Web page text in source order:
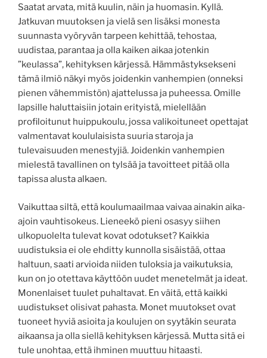
Saatat arvata, mitä kuulin, näin ja huomasin. Kyllä.
Jatkuvan muutoksen ja vielä sen lisäksi monesta
suunnasta vyöryvän tarpeen kehittää, tehostaa,
uudistaa, parantaa ja olla kaiken aikaa jotenkin
”keulassa”, kehityksen kärjessä. Hämmästyksekseni
tämä ilmiö näkyi myös joidenkin vanhempien (onneksi
pienen vähemmistön) ajattelussa ja puheessa. Omille
lapsille haluttaisiin jotain erityistä, mielellään
profiloitunut huippukoulu, jossa valikoituneet opettajat
valmentavat koululaisista suuria staroja ja
tulevaisuuden menestyjiä. Joidenkin vanhempien
mielestä tavallinen on tylsää ja tavoitteet pitää olla
tapissa alusta alkaen.
Vaikuttaa siltä, että koulumaailmaa vaivaa ainakin aika-
ajoin vauhtisokeus. Lieneekö pieni osasyy siihen
ulkopuolelta tulevat kovat odotukset? Kaikkia
uudistuksia ei ole ehditty kunnolla sisäistää, ottaa
haltuun, saati arvioida niiden tuloksia ja vaikutuksia,
kun on jo otettava käyttöön uudet menetelmät ja ideat.
Monenlaiset tuulet puhaltavat. En väitä, että kaikki
uudistukset olisivat pahasta. Monet muutokset ovat
tuoneet hyviä asioita ja koulujen on syytäkin seurata
aikaansa ja olla siellä kehityksen kärjessä. Mutta sitä ei
tule unohtaa, että ihminen muuttuu hitaasti.